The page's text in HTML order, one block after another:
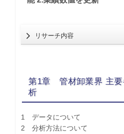
リサーチ内容
第1章 管材卸業界 主要
析
1 データについて
2 分析方法について